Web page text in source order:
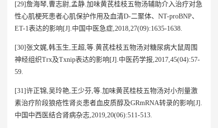
[29]詹海琴,曹志尉,孟静.加味黄芪桂枝五物汤辅助介入治疗对急
性心肌梗死患者心肌保护作用及血清D-二聚体、NT-proBNP、
ET-1表达的影响[J].中国中医急症,2018,27(09):1635-1638.
[30]张文娓,韩玉生,王超,等.黄芪桂枝五物汤对糖尿病大鼠周围
神经组织Trx及Txnip表达的影响[J].中医药学报,2017,45(04):57-
59.
[31]许正锦,吴玲艳,王少芬,等.加味黄芪桂枝五物汤对小剂量激
素治疗阶段狼疮性肾炎患者血皮质醇及GRmRNA转录的影响[J].
中国中西医结合肾病杂志,2019,20(06):511-513.